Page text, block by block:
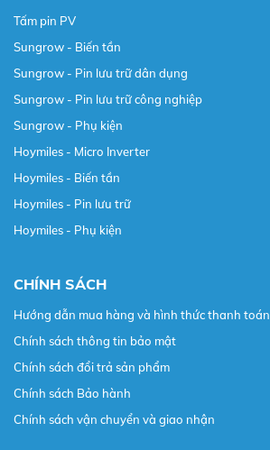
Tấm pin PV
Sungrow - Biến tần
Sungrow - Pin lưu trữ dân dụng
Sungrow - Pin lưu trữ công nghiệp
Sungrow - Phụ kiện
Hoymiles - Micro Inverter
Hoymiles - Biến tần
Hoymiles - Pin lưu trữ
Hoymiles - Phụ kiện
CHÍNH SÁCH
Hướng dẫn mua hàng và hình thức thanh toán
Chính sách thông tin bảo mật
Chính sách đổi trả sản phẩm
Chính sách Bảo hành
Chính sách vận chuyển và giao nhận